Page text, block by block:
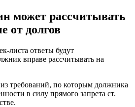
может рассчитывать
от долгов
листа ответы будут
вправе рассчитывать на
требований, по которым должника
в силу прямого запрета ст.